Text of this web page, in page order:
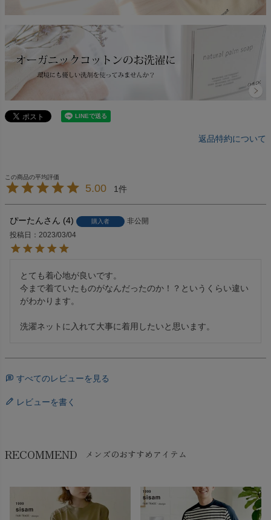
返品特約について
5.00 1
ぴーたん 4 購入者
非公開
投稿日
2023/03/04
とても着心地が良いです。
今まで着ていたものがなんだったのか！？というくらい違い
がわかります。
すべてのレビューを見る
レビューを書く
RECOMMEND メンズのおすすめアイテム